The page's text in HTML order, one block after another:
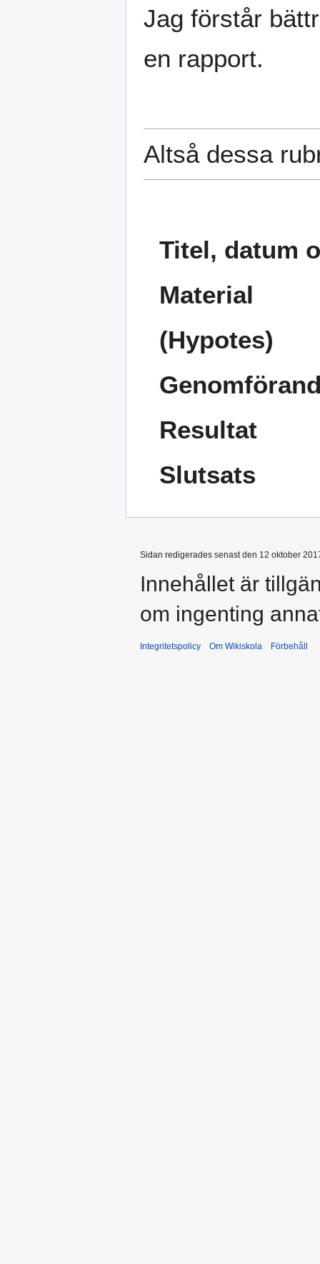
Jag förstår
en rapport.
Altså dessa
Titel, datum
Material
(Hypotes)
Resultat
Slutsats
Sidan redigerades senast den 12 oktober
Innehållet är
om ingenting
Integritetspolicy Om Wikiskola Förbehåll